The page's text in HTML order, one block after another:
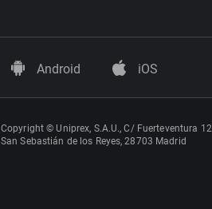
Android iOS
Copyright © Uniprex, S.A.U., C/ Fuerteventura 12
San Sebastián de los Reyes, 28703 Madrid